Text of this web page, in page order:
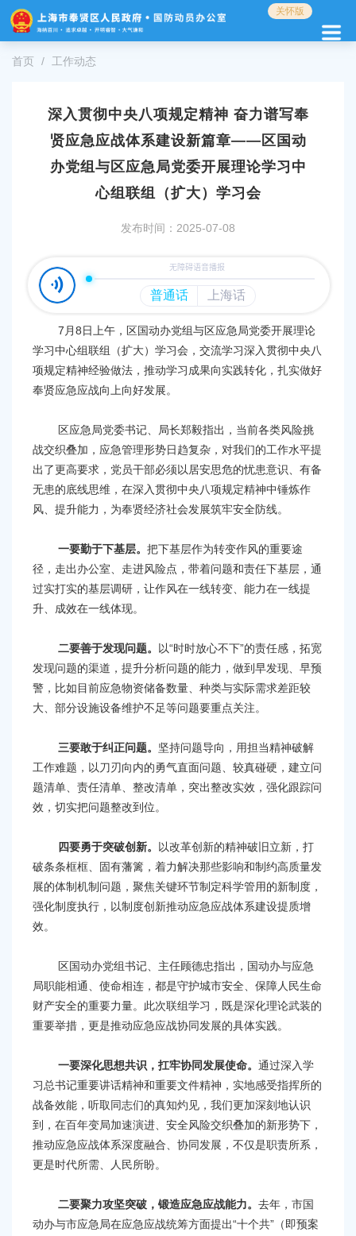
障
碍
关怀版
首页 工作动态
深入贯彻中央八项规定精神 奋力谱写奉
贤应急应战体系建设新篇章——区国动
办党组与区应急局党委开展理论学习中
心组联组（扩大）学习会
发布时间：2025-07-08
7月8日上午，区国动办党组与区应急局党委开展理论
学习中心组联组（扩大）学习会，交流学习深入贯彻中央八
项规定精神经验做法，推动学习成果向实践转化，扎实做好
奉贤应急应战向上向好发展。
区应急局党委书记、局长郑毅指出，当前各类风险挑
战交织叠加，应急管理形势日趋复杂，对我们的工作水平提
出了更高要求，党员干部必须以居安思危的忧患意识、有备
无患的底线思维，在深入贯彻中央八项规定精神中锤炼作
风、提升能力，为奉贤经济社会发展筑牢安全防线。
一要勤于下基层。 把下基层作为转变作风的重要途
径，走出办公室、走进风险点，带着问题和责任下基层，通
过实打实的基层调研，让作风在一线转变、能力在一线提
升、成效在一线体现。
二要善于发现问题。
以“时时放心不下”的责任感，拓宽
发现问题的渠道，提升分析问题的能力，做到早发现、早预
警，比如目前应急物资储备数量、种类与实际需求差距较
大、部分设施设备维护不足等问题要重点关注。
三要敢于纠正问题。 坚持问题导向，用担当精神破解
工作难题，以刀刃向内的勇气直面问题、较真碰硬，建立问
题清单、责任清单、整改清单，突出整改实效，强化跟踪问
效，切实把问题整改到位。
四要勇于突破创新。
以改革创新的精神破旧立新，打
破条条框框、固有藩篱，着力解决那些影响和制约高质量发
展的体制机制问题，聚焦关键环节制定科学管用的新制度，
强化制度执行，以制度创新推动应急应战体系建设提质增
效。
区国动办党组书记、主任顾德忠指出，国动办与应急
局职能相通、使命相连，都是守护城市安全、保障人民生命
财产安全的重要力量。此次联组学习，既是深化理论武装的
重要举措，更是推动应急应战协同发展的具体实践。
一要深化思想共识，扛牢协同发展使命。 通过深入学
习总书记重要讲话精神和重要文件精神，实地感受指挥所的
战备效能，听取同志们的真知灼见，我们更加深刻地认识
到，在百年变局加速演进、安全风险交织叠加的新形势下，
推动应急应战体系深度融合、协同发展，不仅是职责所系，
更是时代所需、人民所盼。
二要聚力攻坚突破，锻造应急应战能力。 去年，市国
动办与市应急局在应急应战统筹方面提出“十个共”（即预案